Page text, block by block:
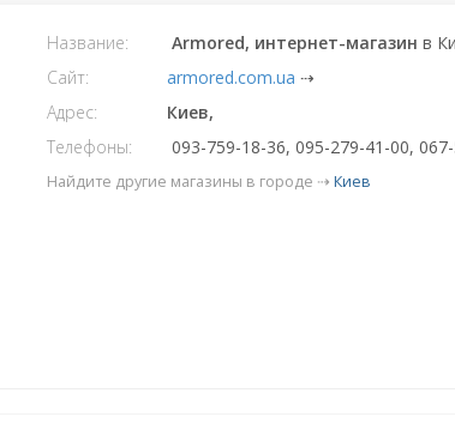
Название: Armored, интернет-магазин в
Сайт:
armored.com.ua ⇢
Адрес:
Киев,
Телефоны:
093-759-18-36, 095-279-41-00,
Найдите другие магазины в городе ⇢Киев